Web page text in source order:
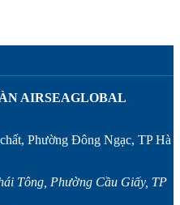
AIRSEAGLOBAL
Phường Đông Ngạc, TP Hà
Tông, Phường Cầu Giấy, TP